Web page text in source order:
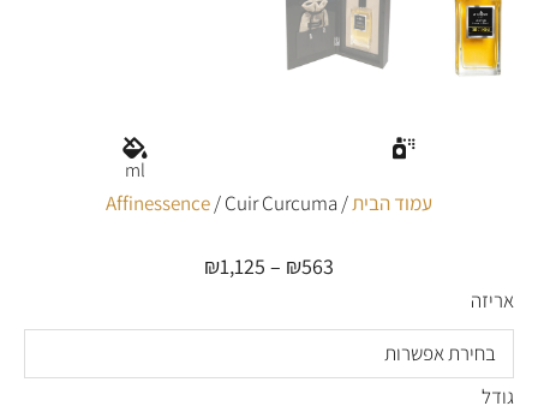
עמוד הבית/
Affinessence/ Cuir Curcuma
₪563
–
₪1,125 טווח
עד
אריזה
גודל
כמות
של
Cuir
Curcuma
ml